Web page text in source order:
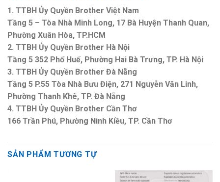
1. TTBH Ủy Quyền Brother Việt Nam
Tầng 5 – Tòa Nhà Minh Long, 17 Bà Huyện Thanh Quan,
Phường Xuân Hòa, TP.HCM
2. TTBH Ủy Quyền Brother Hà Nội
Tầng 5 352 Phố Huế, Phường Hai Bà Trưng, TP. Hà Nội
3. TTBH Ủy Quyền Brother Đà Nẵng
Tầng 5 P.55 Tòa Nhà Bưu Điện, 271 Nguyễn Văn Linh,
Phường Thanh Khê, TP. Đà Nẵng
4. TTBH Ủy Quyền Brother Cần Thơ
166 Trần Phú, Phường Ninh Kiều, TP. Cần Thơ
SẢN PHẨM TƯƠNG TỰ